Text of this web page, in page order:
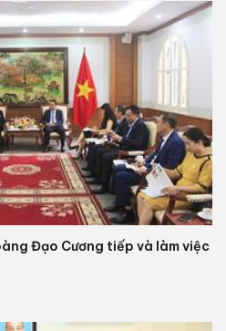
Đạo Cương tiếp và làm việc